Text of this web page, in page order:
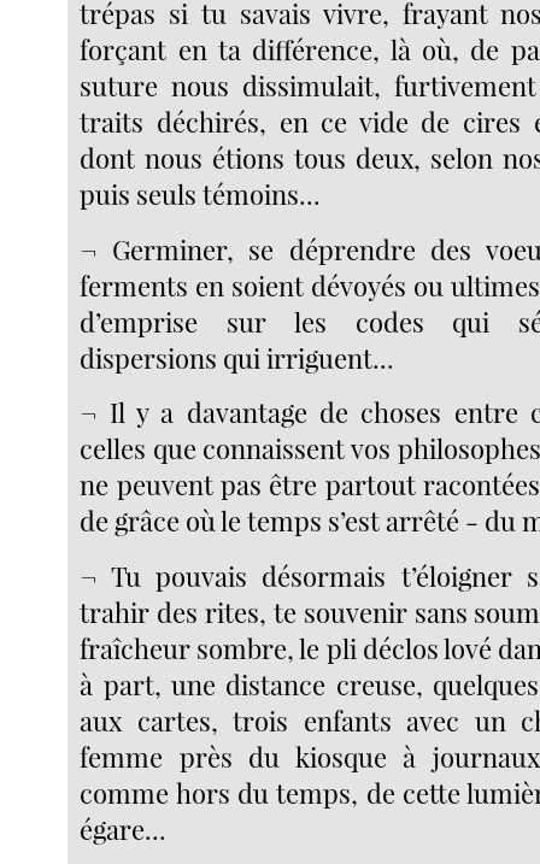
trépas si tu savais vivre, frayant
forçant en ta différence, là où, de
suture nous dissimulait,
traits déchirés, en ce vide de cires
dont nous étions tous deux, selon
puis seuls témoins...
¬ Germiner, se déprendre des
ferments en soient dévoyés ou
d’emprise sur les codes qui
dispersions qui irriguent...
¬ Il y a davantage de choses entre
celles que connaissent vos
ne peuvent pas être partout
de grâce où le temps s’est arrêté - du
¬ Tu pouvais désormais t’éloigner
trahir des rites, te souvenir sans
fraîcheur sombre, le pli déclos lové
à part, une distance creuse,
aux cartes, trois enfants avec un
femme près du kiosque à
comme hors du temps, de cette
égare...